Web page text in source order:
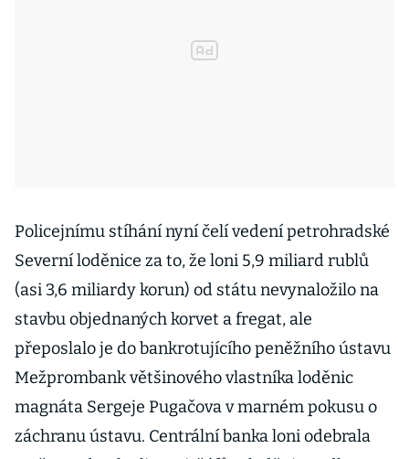
Policejnímu stíhání nyní čelí vedení petrohradské
Severní loděnice za to, že loni 5,9 miliard rublů
(asi 3,6 miliardy korun) od státu nevynaložilo na
stavbu objednaných korvet a fregat, ale
přeposlalo je do bankrotujícího peněžního ústavu
Mežprombank většinového vlastníka loděnic
magnáta Sergeje Pugačova v marném pokusu o
záchranu ústavu. Centrální banka loni odebrala